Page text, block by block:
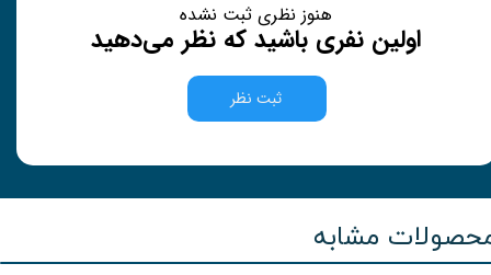
هنوز نظری ثبت نشده
اولین نفری باشید که نظر می‌دهید
ثبت نظر
مشابه